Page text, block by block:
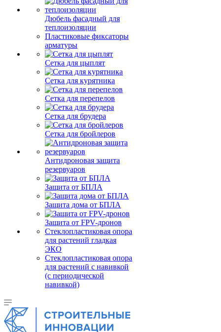
Дюбель фасадный для
теплоизоляции
Пластиковые фиксаторы
арматуры
Сетка для цыплят
Сетка для курятника
Сетка для перепелов
Сетка для брудера
Сетка для бройлеров
Антидроновая защита
резервуаров
Защита от БПЛА
Защита дома от БПЛА
Защита от FPV-дронов
Стеклопластиковая опора
для растений гладкая
ЭКО
Стеклопластиковая опора
для растений с навивкой
(с периодической
навивкой)